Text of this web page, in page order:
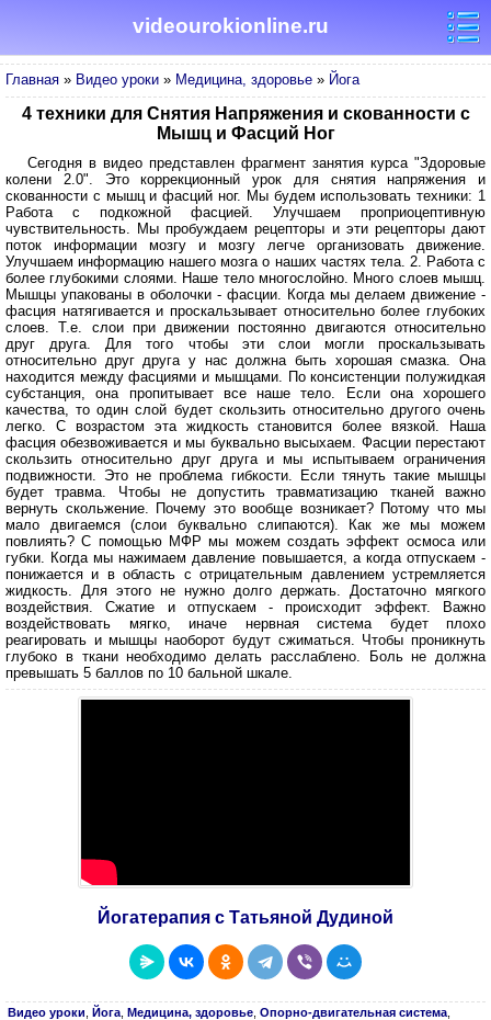
videourokionline.ru
Главная » Видео уроки » Медицина, здоровье » Йога
4 техники для Снятия Напряжения и скованности с
Мышц и Фасций Ног
Сегодня в видео представлен фрагмент занятия курса "Здоровые
колени 2.0". Это коррекционный урок для снятия напряжения и
скованности с мышц и фасций ног. Мы будем использовать техники: 1
Работа с подкожной фасцией. Улучшаем проприоцептивную
чувствительность. Мы пробуждаем рецепторы и эти рецепторы дают
поток информации мозгу и мозгу легче организовать движение.
Улучшаем информацию нашего мозга о наших частях тела. 2. Работа с
более глубокими слоями. Наше тело многослойно. Много слоев мышц.
Мышцы упакованы в оболочки - фасции. Когда мы делаем движение -
фасция натягивается и проскальзывает относительно более глубоких
слоев. Т.е. слои при движении постоянно двигаются относительно
друг друга. Для того чтобы эти слои могли проскальзывать
относительно друг друга у нас должна быть хорошая смазка. Она
находится между фасциями и мышцами. По консистенции полужидкая
субстанция, она пропитывает все наше тело. Если она хорошего
качества, то один слой будет скользить относительно другого очень
легко. С возрастом эта жидкость становится более вязкой. Наша
фасция обезвоживается и мы буквально высыхаем. Фасции перестают
скользить относительно друг друга и мы испытываем ограничения
подвижности. Это не проблема гибкости. Если тянуть такие мышцы
будет травма. Чтобы не допустить травматизацию тканей важно
вернуть скольжение. Почему это вообще возникает? Потому что мы
мало двигаемся (слои буквально слипаются). Как же мы можем
повлиять? С помощью МФР мы можем создать эффект осмоса или
губки. Когда мы нажимаем давление повышается, а когда отпускаем -
понижается и в область с отрицательным давлением устремляется
жидкость. Для этого не нужно долго держать. Достаточно мягкого
воздействия. Сжатие и отпускаем - происходит эффект. Важно
воздействовать мягко, иначе нервная система будет плохо
реагировать и мышцы наоборот будут сжиматься. Чтобы проникнуть
глубоко в ткани необходимо делать расслаблено. Боль не должна
превышать 5 баллов по 10 бальной шкале.
Йогатерапия с Татьяной Дудиной
Видео уроки Йога Медицина, здоровье Опорно-двигательная система